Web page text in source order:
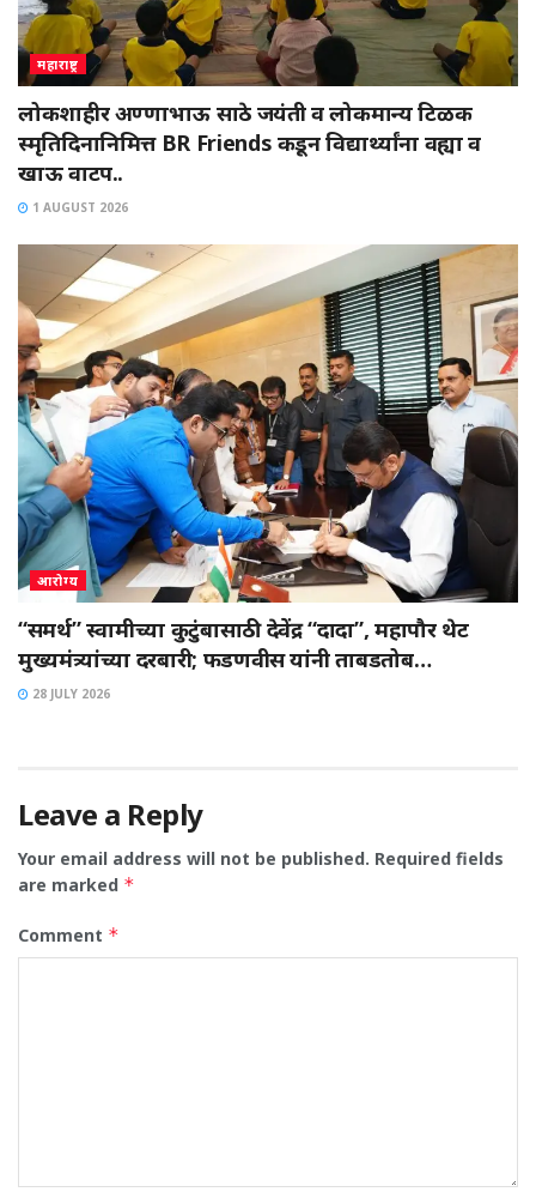
महाराष्ट्र
लोकशाहीर अण्णाभाऊ साठे जयंती व लोकमान्य टिळक
स्मृतिदिनानिमित्त BR Friends कडून विद्यार्थ्यांना वह्या व
खाऊ वाटप..
1 AUGUST 2026
आरोग्य
“समर्थ” स्वामीच्या कुटुंबासाठी देवेंद्र “दादा”, महापौर थेट
मुख्यमंत्र्यांच्या दरबारी; फडणवीस यांनी ताबडतोब…
28 JULY 2026
Leave a Reply
Your email address will not be published. Required fields
are marked *
Comment *